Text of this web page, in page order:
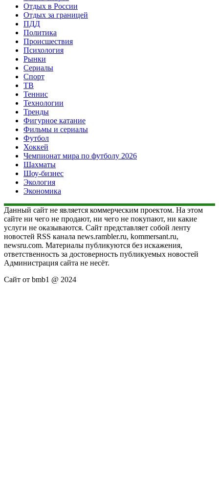
Отдых в России
Отдых за границей
ПДД
Политика
Происшествия
Психология
Рынки
Сериалы
Спорт
ТВ
Теннис
Технологии
Тренды
Фигурное катание
Фильмы и сериалы
Футбол
Хоккей
Чемпионат мира по футболу 2026
Шахматы
Шоу-бизнес
Экология
Экономика
Данный сайт не является коммерческим проектом. На этом
сайте ни чего не продают, ни чего не покупают, ни какие
услуги не оказываются. Сайт представляет собой ленту
новостей RSS канала news.rambler.ru, kommersant.ru,
newsru.com. Материалы публикуются без искажения,
ответственность за достоверность публикуемых новостей
Администрация сайта не несёт.
Сайт от bmb1 @ 2024